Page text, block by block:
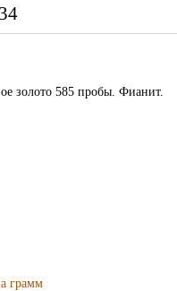
золото 585 пробы. Фианит.
грамм